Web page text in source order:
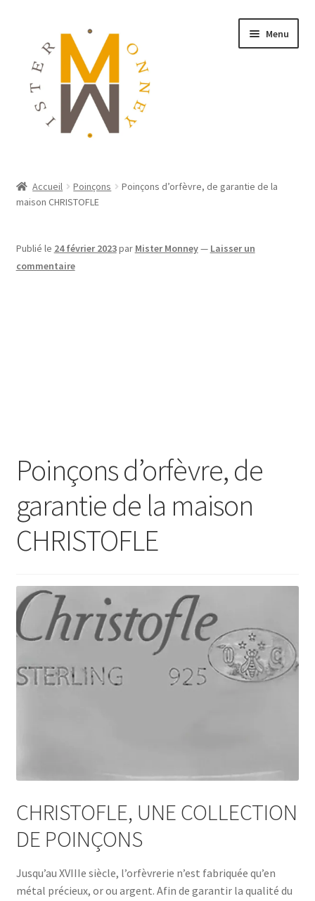
Menu
MONNAIES
BIJOUX
Accueil Poinçons
Poinçons d’orfèvre, de garantie de la
maison CHRISTOFLE
Publié le 24 février 2023par Mister Monney— Laisser un
commentaire
Poinçons d’orfèvre, de
garantie de la maison
CHRISTOFLE
CHRISTOFLE, UNE COLLECTION
DE POINÇONS
Jusqu’au XVIIIe siècle, l’orfèvrerie n’est fabriquée qu’en
métal précieux, or ou argent. Afin de garantir la qualité du